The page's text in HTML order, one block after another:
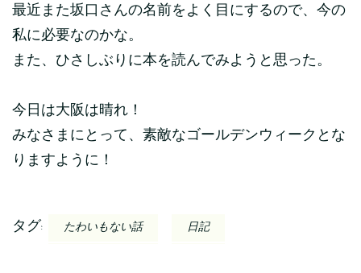
最近また坂口さんの名前をよく目にするので、今の
私に必要なのかな。
また、ひさしぶりに本を読んでみようと思った。
今日は大阪は晴れ！
みなさまにとって、素敵なゴールデンウィークとな
りますように！
タグ: たわいもない話 日記